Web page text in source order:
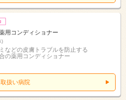
用コンディショナー
)
などの皮膚トラブルを防止する
の薬用コンディショナー
取扱い病院